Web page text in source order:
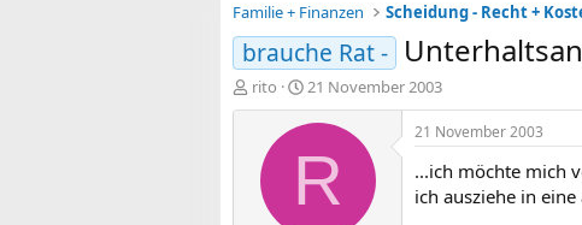
Familie + Finanzen
Scheidung - Recht +
brauche Rat -
E
r
rito
E
r
s
21 November 2003
R
21 November 2003
...ich möchte mich
ich ausziehe in